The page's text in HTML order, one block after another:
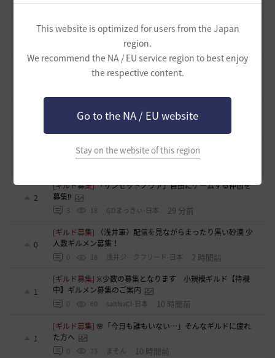
This website is optimized for users from the Japan
region.
We recommend the NA / EU service region to best enjoy
the respective content.
Go to the NA / EU website
Stay on the website of this region
0 873 黒い砂漠 5 日前
[開催中のイベント] 今週のイベントは？
黒い砂漠
黒い砂漠が初めての冒険者の皆様のために準備したA to Z！
エント研究室動画集
コミュニティの利用にあたって
2
[ギルド募集]「サンセットノヴァ」自由にゲームする仲間を
募集‼️
3 18 GDまっきぃ-日本 29 分前
0
[ギルド募集]
〈浅井軍〉配信を見ながらまったり黒い砂漠 少
人数ギルメン募集！
0 18 浅井ジークフリード-日本 2 時間前
1
[ギルド募集] ※少数の募集となります 小規模ギルド【待機
中】ギルメン募集のご案内
0 60 saltNaCl-日本 10 時間前
1
[ギルド募集] 🌸「今日も誰もいない…」そんなギルドに疲れ
た方へ
0 73 まそん 10 時間前